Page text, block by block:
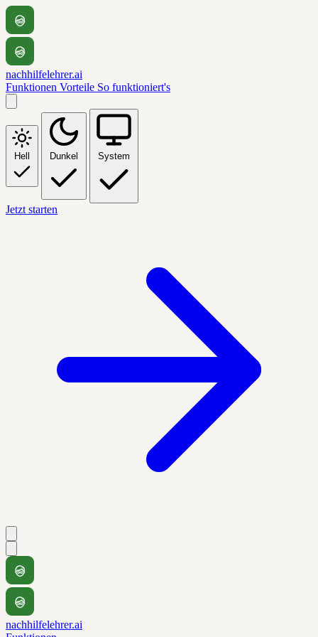
nachhilfelehrer.ai
Funktionen Vorteile So funktioniert's
Hell Dunkel System
Jetzt starten
nachhilfelehrer.ai